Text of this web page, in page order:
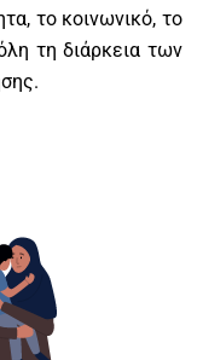
το κοινωνικό, το
τη διάρκεια των